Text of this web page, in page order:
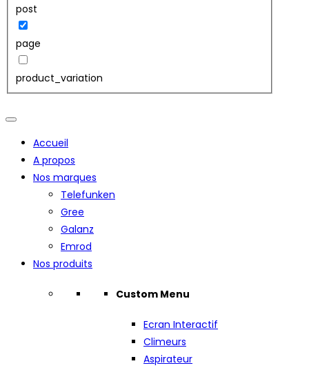
post
page
product_variation
Accueil
A propos
Nos marques
Telefunken
Gree
Galanz
Emrod
Nos produits
Custom Menu
Ecran Interactif
Climeurs
Aspirateur